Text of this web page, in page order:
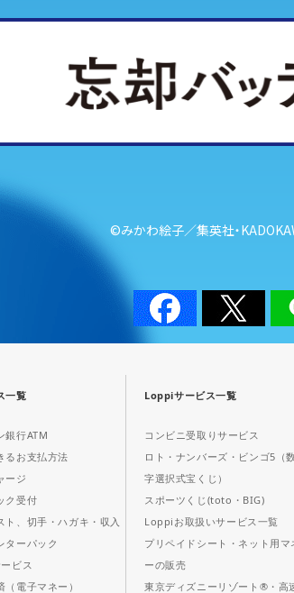
©みかわ絵子／集英社・
一覧
銀行ATM
るお支払方法
ージ
ク受付
ト、切手・ハガキ・収入
ターパック
ビス
（電子マネー）
Loppiサービス一覧
コンビニ受取りサービス
ロト・ナンバーズ・ビンゴ5（数
字選択式宝くじ）
スポーツくじ(toto・BIG)
Loppiお取扱いサービス一覧
プリペイドシート・ネット用マ
ーの販売
東京ディズニーリゾート®・高